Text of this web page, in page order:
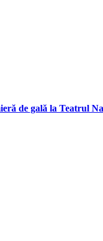
de gală la Teatrul